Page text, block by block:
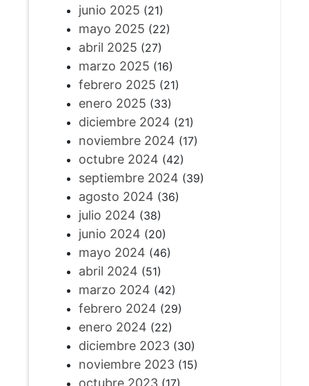
junio 2025 (21)
mayo 2025 (22)
abril 2025 (27)
marzo 2025 (16)
febrero 2025 (21)
enero 2025 (33)
diciembre 2024 (21)
noviembre 2024 (17)
octubre 2024 (42)
septiembre 2024 (39)
agosto 2024 (36)
julio 2024 (38)
junio 2024 (20)
mayo 2024 (46)
abril 2024 (51)
marzo 2024 (42)
febrero 2024 (29)
enero 2024 (22)
diciembre 2023(30)
noviembre 2023(15)
octubre 2023